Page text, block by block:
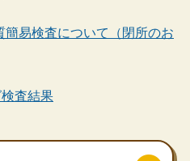
簡易検査について（閉所のお
査結果